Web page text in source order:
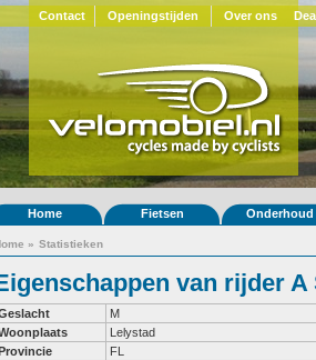
Contact Openingstijden Over ons
Home Fietsen Onderhoud
» Statistieken
van rijder
M
Lelystad
FL